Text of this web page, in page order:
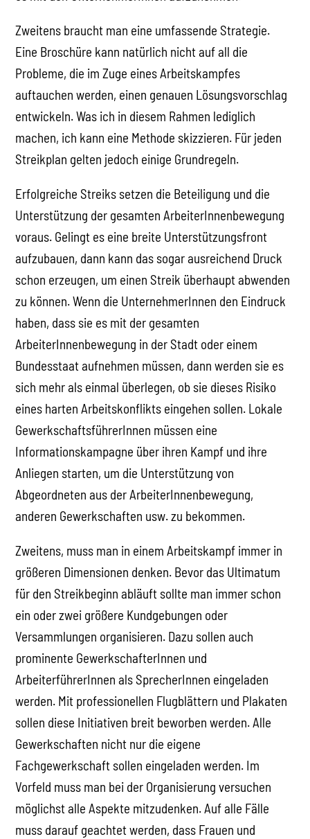
Zweitens braucht man eine umfassende Strategie.
Eine Broschüre kann natürlich nicht auf all die
Probleme, die im Zuge eines Arbeitskampfes
auftauchen werden, einen genauen Lösungsvorschlag
entwickeln. Was ich in diesem Rahmen lediglich
machen, ich kann eine Methode skizzieren. Für jeden
Streikplan gelten jedoch einige Grundregeln.
Erfolgreiche Streiks setzen die Beteiligung und die
Unterstützung der gesamten ArbeiterInnenbewegung
voraus. Gelingt es eine breite Unterstützungsfront
aufzubauen, dann kann das sogar ausreichend Druck
schon erzeugen, um einen Streik überhaupt abwenden
zu können. Wenn die UnternehmerInnen den Eindruck
haben, dass sie es mit der gesamten
ArbeiterInnenbewegung in der Stadt oder einem
Bundesstaat aufnehmen müssen, dann werden sie es
sich mehr als einmal überlegen, ob sie dieses Risiko
eines harten Arbeitskonflikts eingehen sollen. Lokale
GewerkschaftsführerInnen müssen eine
Informationskampagne über ihren Kampf und ihre
Anliegen starten, um die Unterstützung von
Abgeordneten aus der ArbeiterInnenbewegung,
anderen Gewerkschaften usw. zu bekommen.
Zweitens, muss man in einem Arbeitskampf immer in
größeren Dimensionen denken. Bevor das Ultimatum
für den Streikbeginn abläuft sollte man immer schon
ein oder zwei größere Kundgebungen oder
Versammlungen organisieren. Dazu sollen auch
prominente GewerkschafterInnen und
ArbeiterführerInnen als SprecherInnen eingeladen
werden. Mit professionellen Flugblättern und Plakaten
sollen diese Initiativen breit beworben werden. Alle
Gewerkschaften nicht nur die eigene
Fachgewerkschaft sollen eingeladen werden. Im
Vorfeld muss man bei der Organisierung versuchen
möglichst alle Aspekte mitzudenken. Auf alle Fälle
muss darauf geachtet werden, dass Frauen und